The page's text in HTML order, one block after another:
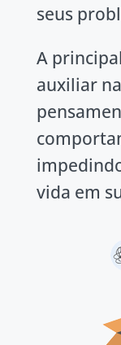
seus
A
auxiliar
vida em